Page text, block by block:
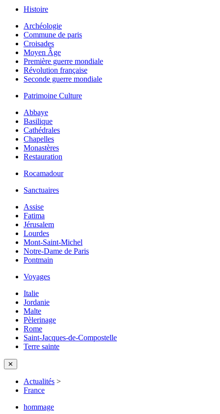
Histoire
Archéologie
Commune de paris
Croisades
Moyen Âge
Première guerre mondiale
Révolution française
Seconde guerre mondiale
Patrimoine Culture
Abbaye
Basilique
Cathédrales
Chapelles
Monastères
Restauration
Rocamadour
Sanctuaires
Assise
Fatima
Jérusalem
Lourdes
Mont-Saint-Michel
Notre-Dame de Paris
Pontmain
Voyages
Italie
Jordanie
Malte
Pèlerinage
Rome
Saint-Jacques-de-Compostelle
Terre sainte
✕
Actualités >
France
hommage